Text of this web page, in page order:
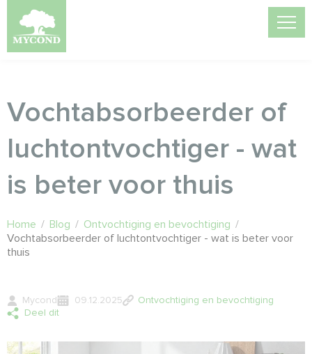
Vochtabsorbeerder of
luchtontvochtiger - wat
is beter voor thuis
Home / Blog / Ontvochtiging en bevochtiging /
Vochtabsorbeerder of luchtontvochtiger - wat is beter voor
thuis
Mycond 09.12.2025
Ontvochtiging en bevochtiging
Deel dit